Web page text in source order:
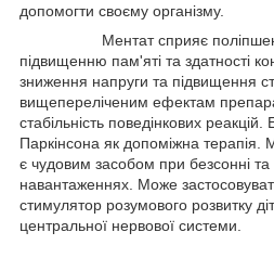
допомогти своєму організму.
Ментат сприяє поліпшенню
підвищенню пам'яті та здатності
зниження напруги та підвищення
вищепереліченим ефектам
стабільність поведінкових
Паркінсона як допоміжна терапія.
є чудовим засобом при безсонні
навантаженнях. Може
стимулятор розумового розвитку
центральної нервової системи.